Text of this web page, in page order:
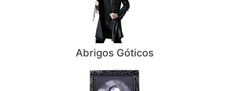
Abrigos Góticos